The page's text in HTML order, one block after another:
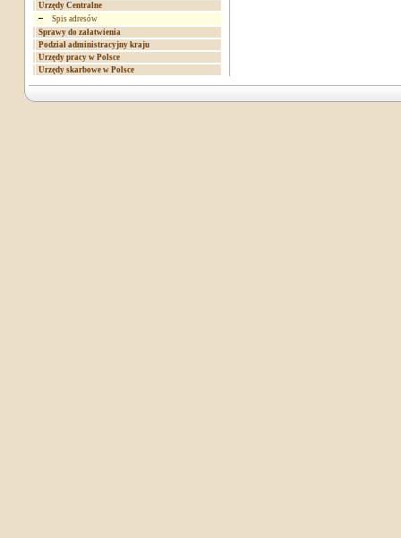
Urzędy Centralne
Spis adresów
Sprawy do załatwienia
Podział administracyjny kraju
Urzędy pracy w Polsce
Urzędy skarbowe w Polsce